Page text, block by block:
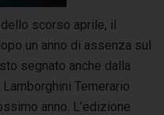
scorso aprile, il
un anno di assenza sul
segnato anche dalla
Temerario
anno. L’edizione